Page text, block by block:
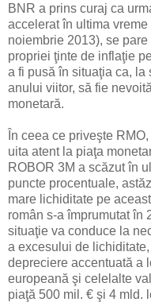
BNR a prins curaj ca
accelerat în ultima
noiembrie 2013), se
propriei ţinte de inflaţie
a fi pusă în situaţia ca, la
anului viitor, să fie
monetară.
În ceea ce priveşte
uita atent la piaţa
ROBOR 3M a scăzut în
puncte procentuale,
mare lichiditate pe
român s-a împrumutat în
situaţie va conduce la
a excesului de
depreciere accentuată a
europeană şi celelalte
piaţă 500 mil. € şi 4 mld.